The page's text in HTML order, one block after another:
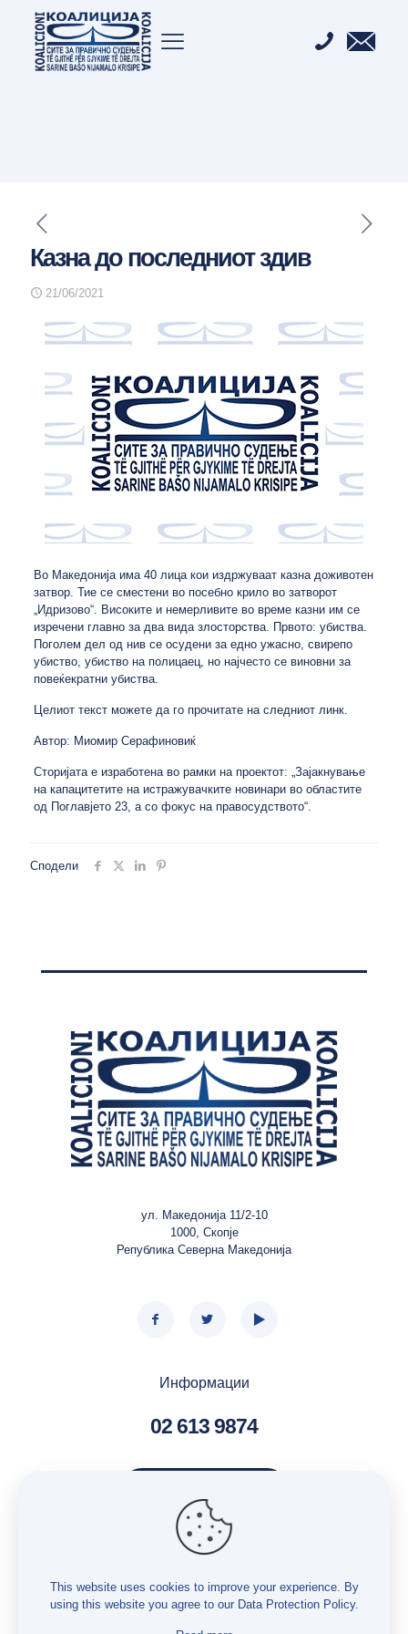
Казна до последниот здив
21/06/2021
Во Македонија има 40 лица кои издржуваат казна доживотен
затвор. Тие се сместени во посебно крило во затворот
„Идризово“. Високите и немерливите во време казни им се
изречени главно за два вида злосторства. Првото: убиства.
Поголем дел од нив се осудени за едно ужасно, свирепо
убиство, убиство на полицаец, но најчесто се виновни за
повеќекратни убиства.
Целиот текст можете да го прочитате на следниот линк.
Автор: Миомир Серафиновиќ
Сторијата е изработена во рамки на проектот: „Зајакнување
на капацитетите на истражувачките новинари во областите
од Поглавјето 23, а со фокус на правосудството“.
Сподели
ул. Македонија 11/2-10
1000, Скопје
Република Северна Македонија
Информации
02 613 9874
Услуги – Бесплатна правна помош
Услуги – Истражување
Услуги – Мониторинг
Заштита на лични податоци
This website uses cookies to improve your experience. By
using this website you agree to our Data Protection Policy.